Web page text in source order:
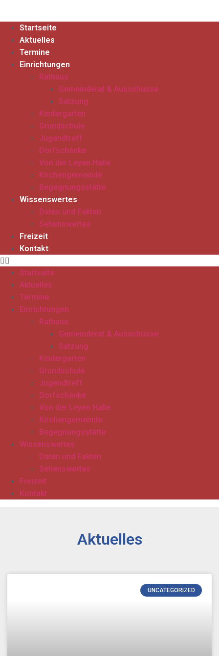
Startseite
Aktuelles
Termine
Einrichtungen
Rathaus
Gemeinderat & Ausschüsse
Satzung
Kindergarten
Grundschule
Jugendtreff
Dorfschänke
Von der Leyen Halle
Kirchengemeinde
Begegnungsstätte
Wissenswertes
Daten und Fakten
Sehenswertes
Freizeit
Kontakt
Startseite
Aktuelles
Termine
Einrichtungen
Rathaus
Gemeinderat & Ausschüsse
Satzung
Kindergarten
Grundschule
Jugendtreff
Dorfschänke
Von der Leyen Halle
Kirchengemeinde
Begegnungsstätte
Wissenswertes
Daten und Fakten
Sehenswertes
Freizeit
Kontakt
Aktuelles
UNCATEGORIZED